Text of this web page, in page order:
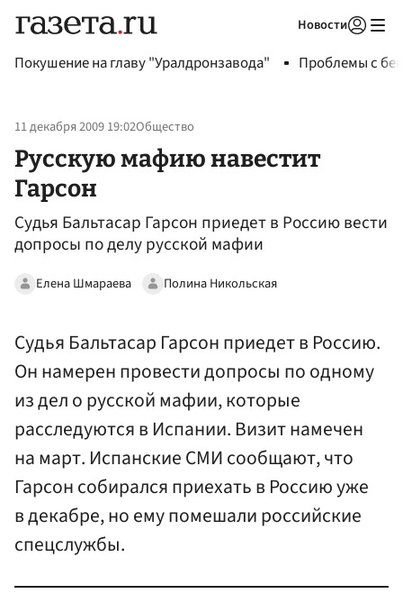
Новости
Покушение на главу "Уралдронзавода" Проблемы с
11 декабря 2009 19:02Общество
Русскую мафию навестит
Гарсон
Судья Бальтасар Гарсон приедет в Россию вести
допросы по делу русской мафии
Елена Шмараева Полина Никольская
Судья Бальтасар Гарсон приедет в Россию.
Он намерен провести допросы по одному
из дел о русской мафии, которые
расследуются в Испании. Визит намечен
на март. Испанские СМИ сообщают, что
Гарсон собирался приехать в Россию уже
в декабре, но ему помешали российские
спецслужбы.